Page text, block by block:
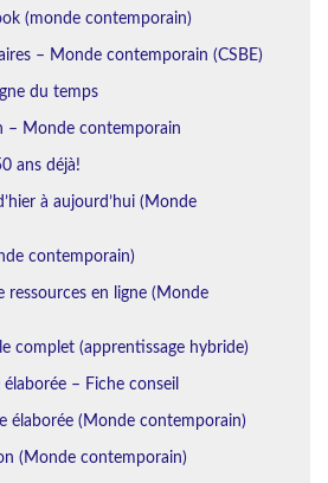
(monde contemporain)
– Monde contemporain (CSBE)
du temps
– Monde contemporain
ans déjà!
à aujourd’hui (Monde
contemporain)
ressources en ligne (Monde
complet (apprentissage hybride)
– Fiche conseil
élaborée (Monde contemporain)
(Monde contemporain)